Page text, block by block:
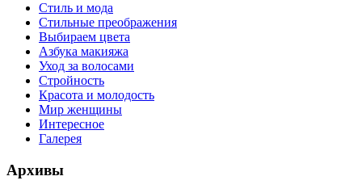
Стиль и мода
Стильные преображения
Выбираем цвета
Азбука макияжа
Уход за волосами
Стройность
Красота и молодость
Мир женщины
Интересное
Галерея
Архивы